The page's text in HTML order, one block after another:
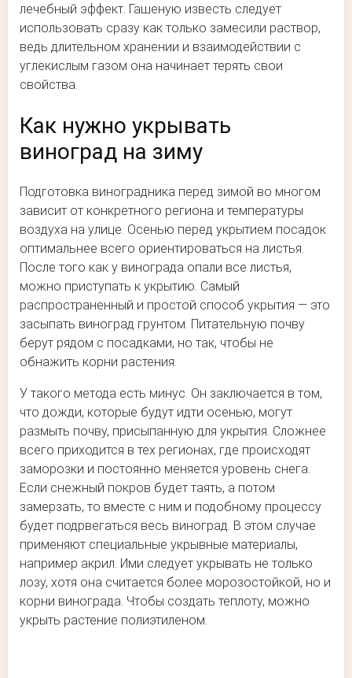
лечебный эффект. Гашеную известь следует
использовать сразу как только замесили раствор,
ведь длительном хранении и взаимодействии с
углекислым газом она начинает терять свои
свойства.
Как нужно укрывать
виноград на зиму
Подготовка виноградника перед зимой во многом
зависит от конкретного региона и температуры
воздуха на улице. Осенью перед укрытием посадок
оптимальнее всего ориентироваться на листья.
После того как у винограда опали все листья,
можно приступать к укрытию. Самый
распространенный и простой способ укрытия — это
засыпать виноград грунтом. Питательную почву
берут рядом с посадками, но так, чтобы не
обнажить корни растения.
У такого метода есть минус. Он заключается в том,
что дожди, которые будут идти осенью, могут
размыть почву, присыпанную для укрытия. Сложнее
всего приходится в тех регионах, где происходят
заморозки и постоянно меняется уровень снега.
Если снежный покров будет таять, а потом
замерзать, то вместе с ним и подобному процессу
будет подрвегаться весь виноград. В этом случае
применяют специальные укрывные материалы,
например акрил. Ими следует укрывать не только
лозу, хотя она считается более морозостойкой, но и
корни винограда. Чтобы создать теплоту, можно
укрыть растение полиэтиленом.